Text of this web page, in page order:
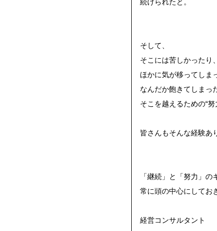
続けられたと。
そして、
そこには苦しかったり
ほかに気が移ってしま
なんだか飽きてしまっ
そこを越えるための“
皆さんもそんな経験あ
「継続」と「努力」の
常に頭の中心にしてお
経営コンサルタント